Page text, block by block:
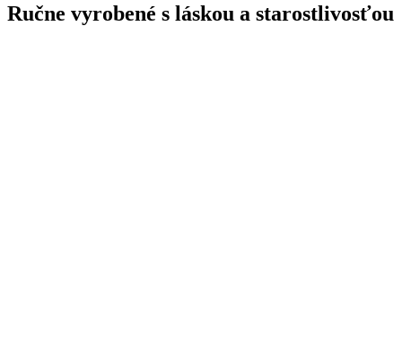
Ručne vyrobené s láskou a starostlivosťou